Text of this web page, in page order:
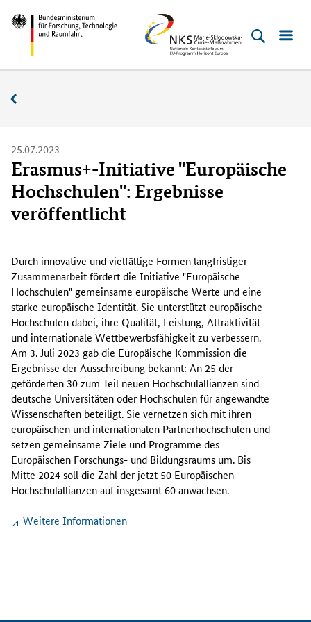
Direkt
zum
Inhalt
(Eingabetaste)
Direkt
zum
Hauptmenu
(Eingabetaste)
Direkt
zur
Suche
(Eingabetaste)
Direkt
zur
Fußleiste
(Enter)
Bundesministerium
und
NKS
MSC
25.07.2023
Erasmus+-Initiative "Europäische
Hochschulen": Ergebnisse
veröffentlicht
n
2
5
d
e
r
g
e
f
ö
r
d
e
r
t
e
Durch innovative und vielfältige Formen langfristiger
Zusammenarbeit fördert die Initiative "Europäische
Hochschulen" gemeinsame europäische Werte und eine
starke europäische Identität. Sie unterstützt europäische
Hochschulen dabei, ihre Qualität, Leistung, Attraktivität
und internationale Wettbewerbsfähigkeit zu verbessern.
Am 3. Juli 2023 gab die Europäische Kommission die
Ergebnisse der Ausschreibung bekannt: An 25 der
geförderten 30 zum Teil neuen Hochschulallianzen sind
deutsche Universitäten oder Hochschulen für angewandte
Wissenschaften beteiligt. Sie vernetzen sich mit ihren
europäischen und internationalen Partnerhochschulen und
setzen gemeinsame Ziele und Programme des
Europäischen Forschungs- und Bildungsraums um. Bis
Mitte 2024 soll die Zahl der jetzt 50 Europäischen
Hochschulallianzen auf insgesamt 60 anwachsen.
Weitere Informationen